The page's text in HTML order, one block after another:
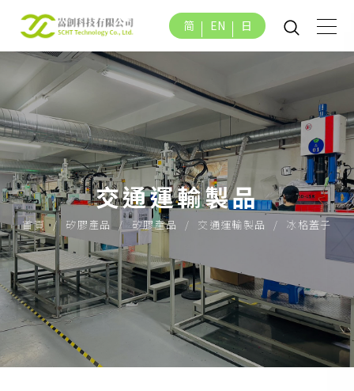
简 EN 日
交通運輸製品
首頁 矽膠產品 矽膠產品 交通運輸製品 冰格蓋子